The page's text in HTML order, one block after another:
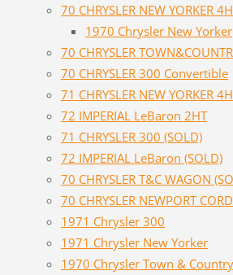
70 CHRYSLER NEW YORKER
1970 Chrysler New Yorker
70 CHRYSLER
70 CHRYSLER 300 Convertible
71 CHRYSLER NEW YORKER
72 IMPERIAL LeBaron 2HT
71 CHRYSLER 300 (SOLD)
72 IMPERIAL LeBaron (SOLD)
70 CHRYSLER T&C WAGON
70 CHRYSLER NEWPORT
1971 Chrysler 300
1971 Chrysler New Yorker
1970 Chrysler Town & Country